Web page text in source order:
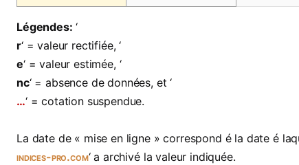
Légendes: ‘
r‘ = valeur rectifiée, ‘
e‘ = valeur estimée, ‘
nc‘ = absence de données, et ‘
…‘ = cotation suspendue.
La date de « mise en ligne » correspond é la date é
indices-pro.com‘ a archivé la valeur indiquée.